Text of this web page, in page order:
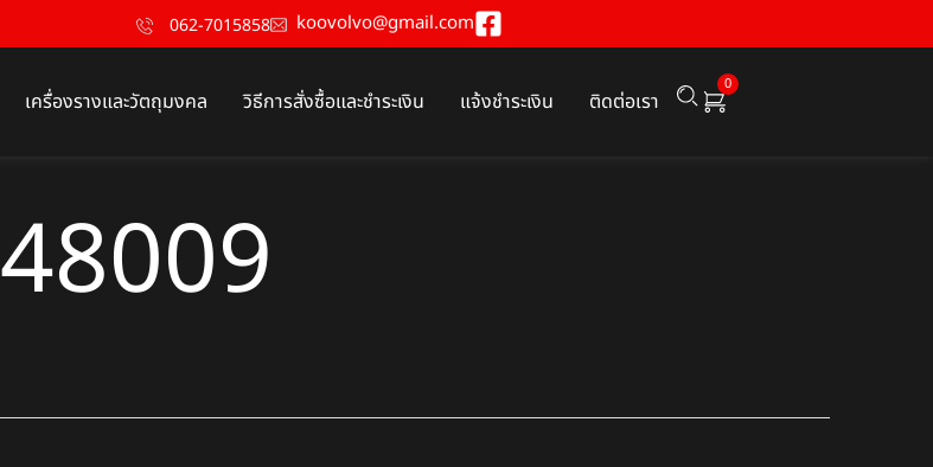
062-7015858 koovolvo@gmail.com
เครื่องรางและวัตถุมงคล วิธีการสั่งซื้อและชำระเงิน แจ้งชำระเงิน ติดต่อเรา
0
48009